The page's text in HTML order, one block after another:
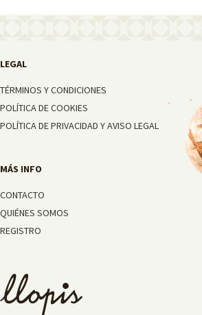
CONTACTO
QUIÉNES SOMOS
REGISTRO
TÉRMINOS Y CONDICIONES
POLÍTICA DE COOKIES
POLÍTICA DE PRIVACIDAD Y AVISO LEGAL